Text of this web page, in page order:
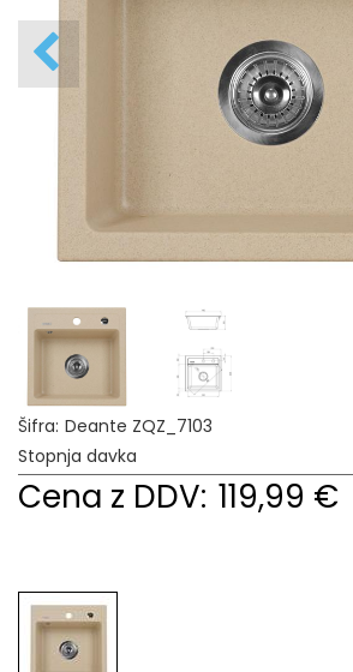
Šifra: Deante ZQZ_7103
Stopnja davka
Cena z DDV: 119,99 €